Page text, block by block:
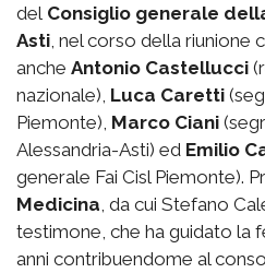
del Consiglio generale
Asti , nel corso della riunione
anche Antonio Castellucci
nazionale), Luca Caretti
Piemonte), Marco Ciani
Alessandria-Asti) ed Emilio
generale Fai Cisl Piemonte).
Medicina , da cui Stefano
testimone, che ha guidato la
anni contribuendome al